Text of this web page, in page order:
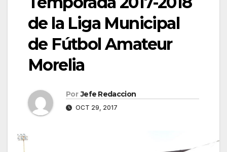
de la Liga Municipal
de Fútbol Amateur
Morelia
Por Jefe Redaccion
OCT 29, 2017